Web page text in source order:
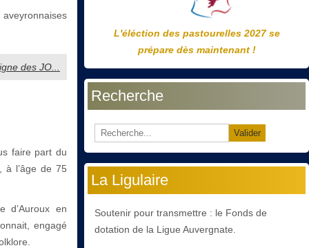
des JO...
faire part du
à l’âge de 75
d’Auroux en
engagé
L'éléction des pastourelles 2027 se
prépare dès maintenant !
Recherche
Valider
La Ligulaire
Soutenir pour transmettre : le Fonds de
dotation de la Ligue Auvergnate.